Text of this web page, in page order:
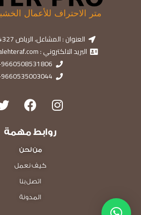
العنوان : المشاعل، الرياض 14327، السعودية
البريد الالكتروني : info@meteralehteraf.com
9660508531806+
9660535003044+
روابط مهمة
من نحن
كيف نعمل
اتصل بنا
المدونة